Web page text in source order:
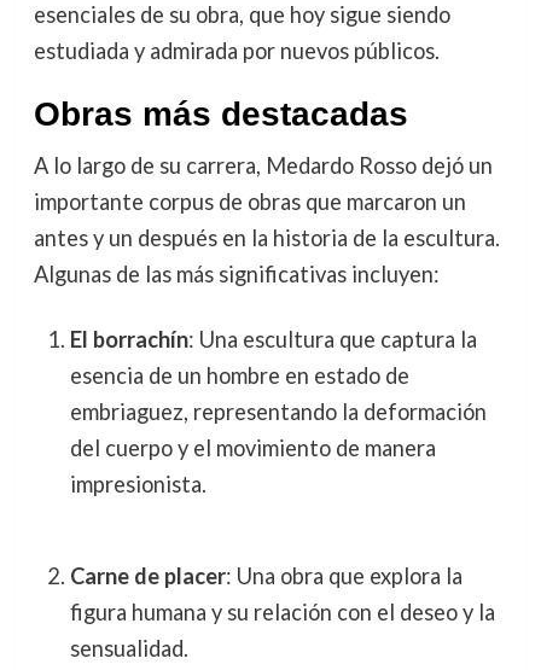
esenciales de su obra, que hoy sigue siendo
estudiada y admirada por nuevos públicos.
Obras más destacadas
A lo largo de su carrera, Medardo Rosso dejó un
importante corpus de obras que marcaron un
antes y un después en la historia de la escultura.
Algunas de las más significativas incluyen:
El borrachín: Una escultura que captura la
esencia de un hombre en estado de
embriaguez, representando la deformación
del cuerpo y el movimiento de manera
impresionista.
Carne de placer: Una obra que explora la
figura humana y su relación con el deseo y la
sensualidad.